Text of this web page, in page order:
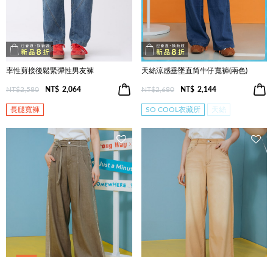
率性剪接後鬆緊彈性男友褲
NT$2,580 NT$ 2,064
長腿寬褲
天絲涼感垂墜直筒牛仔寬褲(兩色)
NT$2,680 NT$ 2,144
SO COOL衣藏所 天絲